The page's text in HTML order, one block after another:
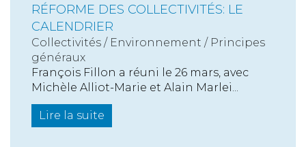
RÉFORME DES COLLECTIVITÉS: LE
CALENDRIER
Collectivités / Environnement / Principes
généraux
François Fillon a réuni le 26 mars, avec
Michèle Alliot-Marie et Alain Marlei...
Lire la suite